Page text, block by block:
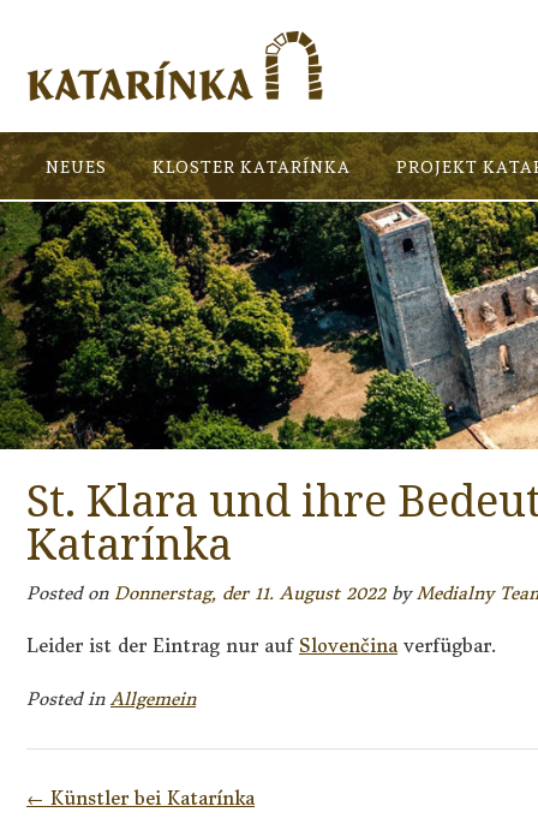
NEUES KLOSTER KATARÍNKA PROJEKT
St. Klara und ihre
Katarínka
Posted on Donnerstag, der 11. August 2022byMedialny
Leider ist der Eintrag nur auf Slovenčina verfügbar.
Posted inAllgemein
Post
← Künstler bei Katarínka